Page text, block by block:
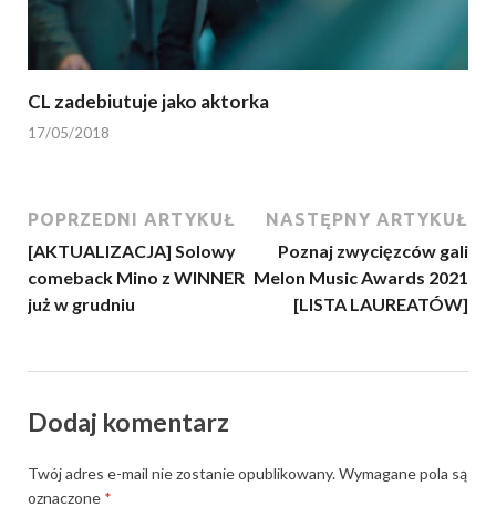
CL zadebiutuje jako aktorka
17/05/2018
POPRZEDNI ARTYKUŁ
[AKTUALIZACJA] Solowy
comeback Mino z WINNER
już w grudniu
NASTĘPNY ARTYKUŁ
Poznaj zwycięzców gali
Melon Music Awards 2021
[LISTA LAUREATÓW]
Dodaj komentarz
Twój adres e-mail nie zostanie opublikowany.Wymagane pola są
oznaczone *